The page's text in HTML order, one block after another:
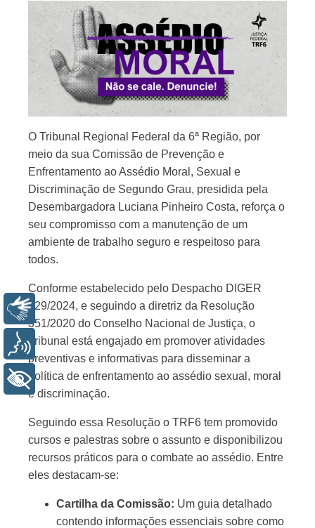
O Tribunal Regional Federal da 6ª Região, por
meio da sua Comissão de Prevenção e
Enfrentamento ao Assédio Moral, Sexual e
Discriminação de Segundo Grau, presidida pela
Desembargadora Luciana Pinheiro Costa, reforça o
seu compromisso com a manutenção de um
ambiente de trabalho seguro e respeitoso para
todos.
Conforme estabelecido pelo Despacho DIGER
329/2024, e seguindo a diretriz da Resolução
351/2020 do Conselho Nacional de Justiça, o
Tribunal está engajado em promover atividades
preventivas e informativas para disseminar a
política de enfrentamento ao assédio sexual, moral
e discriminação.
Seguindo essa Resolução o TRF6 tem promovido
cursos e palestras sobre o assunto e disponibilizou
recursos práticos para o combate ao assédio. Entre
eles destacam-se:
Cartilha da Comissão: Um guia detalhado
contendo informações essenciais sobre como
Libras
Voz
+ Acessibilidade